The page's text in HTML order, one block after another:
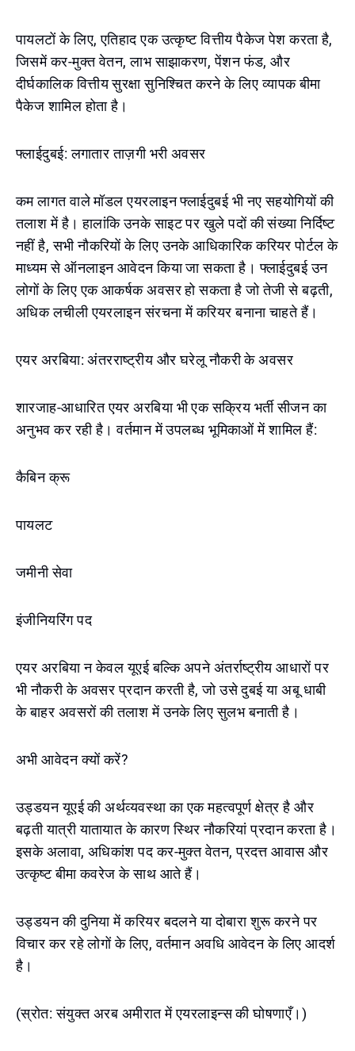
पायलटों के लिए, एतिहाद एक उत्कृष्ट वित्तीय पैकेज पेश करता है,
जिसमें कर-मुक्त वेतन, लाभ साझाकरण, पेंशन फंड, और
दीर्घकालिक वित्तीय सुरक्षा सुनिश्चित करने के लिए व्यापक बीमा
पैकेज शामिल होता है।
फ्लाईदुबई: लगातार ताज़गी भरी अवसर
कम लागत वाले मॉडल एयरलाइन फ्लाईदुबई भी नए सहयोगियों की
तलाश में है। हालांकि उनके साइट पर खुले पदों की संख्या निर्दिष्ट
नहीं है, सभी नौकरियों के लिए उनके आधिकारिक करियर पोर्टल के
माध्यम से ऑनलाइन आवेदन किया जा सकता है। फ्लाईदुबई उन
लोगों के लिए एक आकर्षक अवसर हो सकता है जो तेजी से बढ़ती,
अधिक लचीली एयरलाइन संरचना में करियर बनाना चाहते हैं।
एयर अरबिया: अंतरराष्ट्रीय और घरेलू नौकरी के अवसर
शारजाह-आधारित एयर अरबिया भी एक सक्रिय भर्ती सीजन का
अनुभव कर रही है। वर्तमान में उपलब्ध भूमिकाओं में शामिल हैं:
कैबिन क्रू
पायलट
जमीनी सेवा
इंजीनियरिंग पद
एयर अरबिया न केवल यूएई बल्कि अपने अंतर्राष्ट्रीय आधारों पर
भी नौकरी के अवसर प्रदान करती है, जो उसे दुबई या अबू धाबी
के बाहर अवसरों की तलाश में उनके लिए सुलभ बनाती है।
अभी आवेदन क्यों करें?
उड्डयन यूएई की अर्थव्यवस्था का एक महत्वपूर्ण क्षेत्र है और
बढ़ती यात्री यातायात के कारण स्थिर नौकरियां प्रदान करता है।
इसके अलावा, अधिकांश पद कर-मुक्त वेतन, प्रदत्त आवास और
उत्कृष्ट बीमा कवरेज के साथ आते हैं।
उड्डयन की दुनिया में करियर बदलने या दोबारा शुरू करने पर
विचार कर रहे लोगों के लिए, वर्तमान अवधि आवेदन के लिए आदर्श
है।
(स्रोत: संयुक्त अरब अमीरात में एयरलाइन्स की घोषणाएँ।)